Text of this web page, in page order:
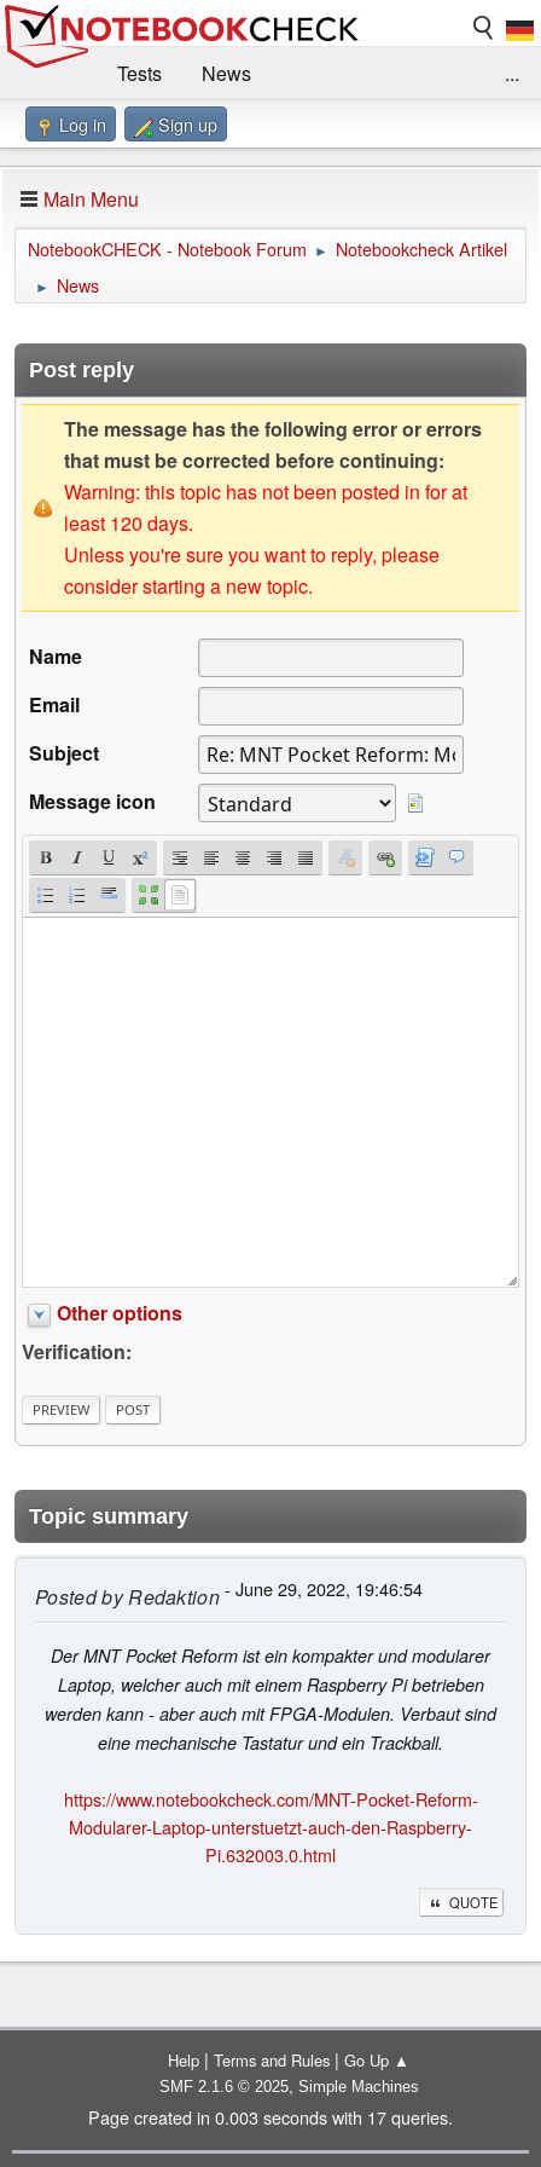
Tests
News
Benchmarks / Technik
Forum
Impressum
...
Log in Sign up
Main Menu
NotebookCHECK - Notebook Forum ► Notebookcheck Artikel
► News
Post reply
The message has the following error or errors
that must be corrected before continuing:
Warning: this topic has not been posted in for at
least 120 days.
Unless you're sure you want to reply, please
consider starting a new topic.
Name
Email
Subject
Message icon
Other options
Verification:
Topic summary
Posted byRedaktion- June 29, 2022, 19:46:54
Der MNT Pocket Reform ist ein kompakter und modularer
Laptop, welcher auch mit einem Raspberry Pi betrieben
werden kann - aber auch mit FPGA-Modulen. Verbaut sind
eine mechanische Tastatur und ein Trackball.
https://www.notebookcheck.com/MNT-Pocket-Reform-
Modularer-Laptop-unterstuetzt-auch-den-Raspberry-
Pi.632003.0.html
QUOTE
Help | Terms and Rules | Go Up ▲
SMF 2.1.6 © 2025, Simple Machines
Page created in 0.003 seconds with 17 queries.